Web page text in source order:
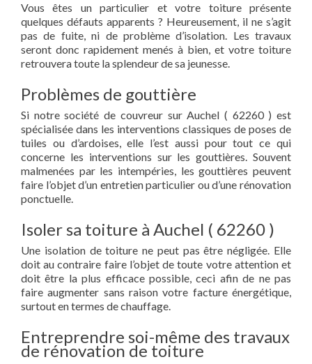
Vous êtes un particulier et votre toiture présente
quelques défauts apparents ? Heureusement, il ne s’agit
pas de fuite, ni de problème d’isolation. Les travaux
seront donc rapidement menés à bien, et votre toiture
retrouvera toute la splendeur de sa jeunesse.
Problèmes de gouttière
Si notre société de couvreur sur Auchel ( 62260 ) est
spécialisée dans les interventions classiques de poses de
tuiles ou d’ardoises, elle l’est aussi pour tout ce qui
concerne les interventions sur les gouttières. Souvent
malmenées par les intempéries, les gouttières peuvent
faire l’objet d’un entretien particulier ou d’une rénovation
ponctuelle.
Isoler sa toiture à Auchel ( 62260 )
Une isolation de toiture ne peut pas être négligée. Elle
doit au contraire faire l’objet de toute votre attention et
doit être la plus efficace possible, ceci afin de ne pas
faire augmenter sans raison votre facture énergétique,
surtout en termes de chauffage.
Entreprendre soi-même des travaux
de rénovation de toiture